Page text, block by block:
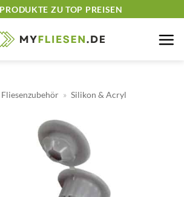
ZU TOP PREISEN
Fliesenzubehör » Silikon & Acryl